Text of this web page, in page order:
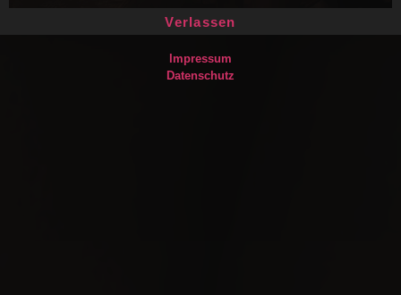
Verlassen
Impressum
Datenschutz